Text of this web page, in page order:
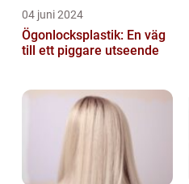
04 juni 2024
Ögonlocksplastik: En väg
till ett piggare utseende